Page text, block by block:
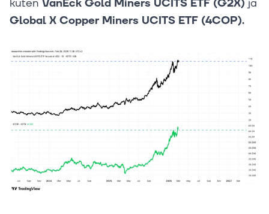
kuten VanEck Gold Miners UCITS ETF (G2X)ja
Global X Copper Miners UCITS ETF (4COP).